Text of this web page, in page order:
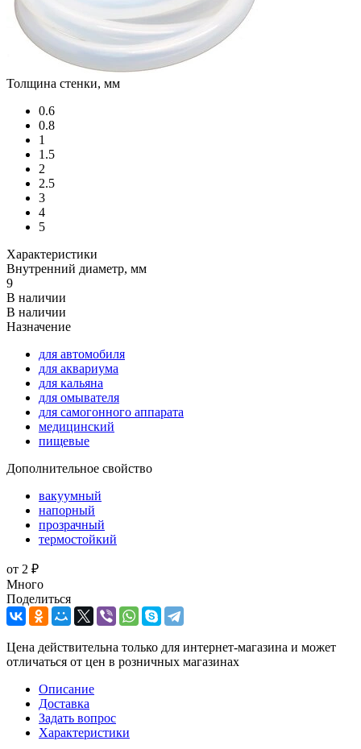
Толщина стенки, мм
0.6
0.8
1
1.5
2
2.5
3
4
5
Характеристики
Внутренний диаметр, мм
9
В наличии
В наличии
Назначение
для автомобиля
для аквариума
для кальяна
для омывателя
для самогонного аппарата
медицинский
пищевые
Дополнительное свойство
вакуумный
напорный
прозрачный
термостойкий
от 2 ₽
Много
Поделиться
Цена действительна только для интернет-магазина и может
отличаться от цен в розничных магазинах
Описание
Доставка
Задать вопрос
Характеристики